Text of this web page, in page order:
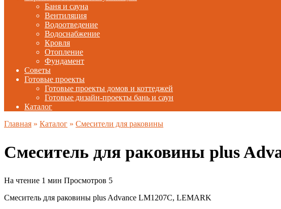
Баня и сауна
Вентиляция
Водоотведение
Водоснабжение
Кровля
Отопление
Фундамент
Советы
Готовые проекты
Готовые проекты домов и коттеджей
Готовые дизайн-проекты бань и саун
Каталог
Главная » Каталог » Смесители для раковины
Смеситель для раковины plus
На чтение 1 мин Просмотров 5
Смеситель для раковины plus Advance LM1207C, LEMARK